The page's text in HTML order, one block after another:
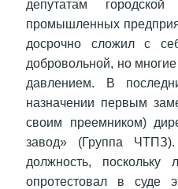
депутатам
промышленных
досрочно сложил с
добровольной, но
давлением. В
назначении первым
своим преемником)
завод» (Группа
должность, поскольку
опротестовал в суде